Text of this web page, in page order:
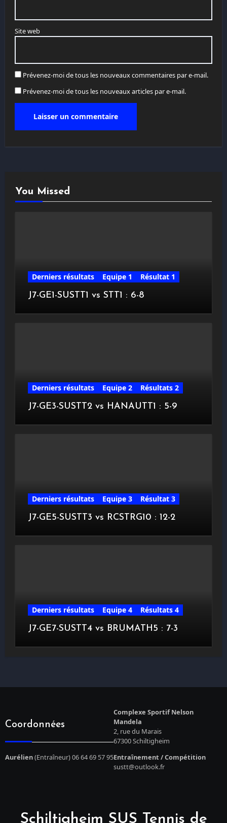
Site web
Prévenez-moi de tous les nouveaux commentaires par e-mail.
Prévenez-moi de tous les nouveaux articles par e-mail.
You Missed
Derniers résultats Equipe 1
Résultat 1
J7-GE1-SUSTT1 vs STT1 : 6-8
Derniers résultats Equipe 2
Résultats 2
J7-GE3-SUSTT2 vs HANAUTT1 : 5-9
Derniers résultats Equipe 3
Résultat 3
J7-GE5-SUSTT3 vs RCSTRG10 : 12-2
Derniers résultats Equipe 4
Résultats 4
J7-GE7-SUSTT4 vs BRUMATH5 : 7-3
Coordonnées
Complexe Sportif Nelson
Mandela
2, rue du Marais
67300 Schiltigheim
Aurélien(Entraîneur) 06 64 69 57 95Entraînement / Compétition
sustt@outlook.fr
Schiltigheim SUS Tennis de